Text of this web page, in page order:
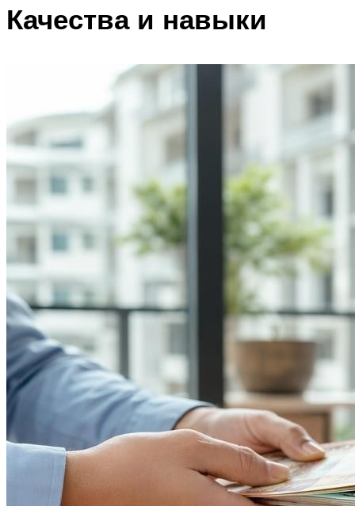
Качества и навыки